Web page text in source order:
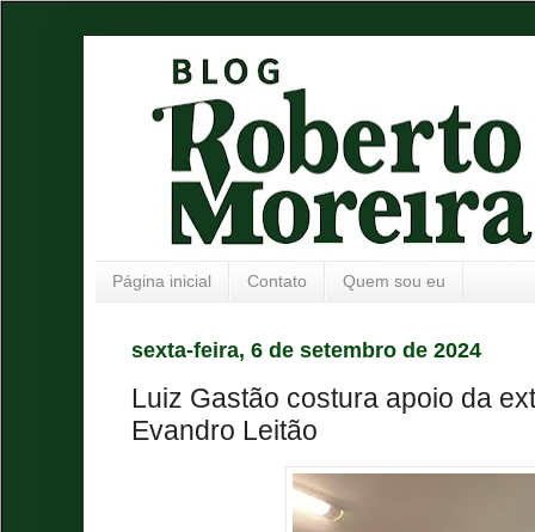
Página inicial Contato Quem sou eu
sexta-feira, 6 de setembro de 2024
Luiz Gastão costura apoio da
Evandro Leitão